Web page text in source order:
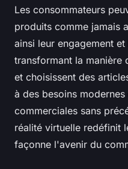
Les consommateurs
produits comme jamais
ainsi leur engagement
transformant la manière
et choisissent des
à des besoins
commerciales sans
réalité virtuelle redéfinit
façonne l'avenir du